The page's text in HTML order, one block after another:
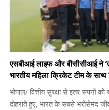
एसबीआई लाइफ और बीसीसीआई ने
भारतीय महिला क्रिकेट टीम के साथ
प्रदान किया
भोपाल/ वित्तीय सुरक्षा से इतर सपनों
दोहराते हुए, भारत के सबसे भरोसेमंद